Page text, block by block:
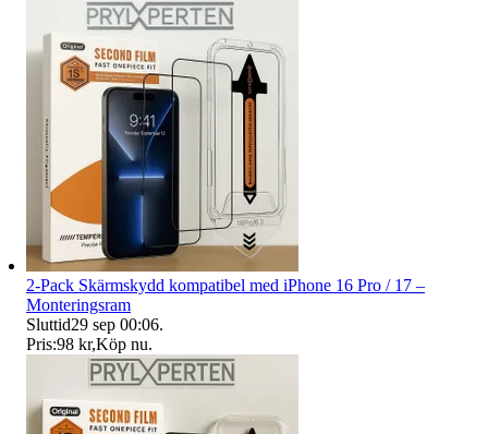
2-Pack Skärmskydd kompatibel med iPhone 16 Pro / 17 –
Monteringsram
Sluttid29 sep 00:06.
Pris:98 kr,Köp nu.